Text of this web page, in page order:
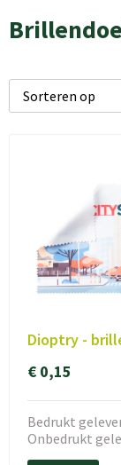
Dioptry -
€ 0,15
Bedrukt
Onbedrukt